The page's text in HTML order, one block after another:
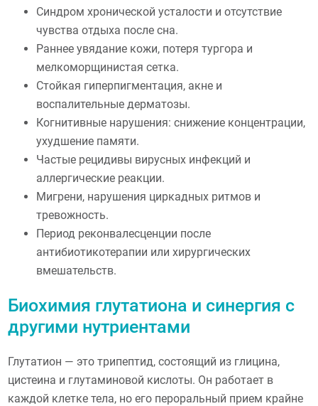
Синдром хронической усталости и отсутствие
чувства отдыха после сна.
Раннее увядание кожи, потеря тургора и
мелкоморщинистая сетка.
Стойкая гиперпигментация, акне и
воспалительные дерматозы.
Когнитивные нарушения: снижение концентрации,
ухудшение памяти.
Частые рецидивы вирусных инфекций и
аллергические реакции.
Мигрени, нарушения циркадных ритмов и
тревожность.
Период реконвалесценции после
антибиотикотерапии или хирургических
вмешательств.
Биохимия глутатиона и синергия с
другими нутриентами
Глутатион — это трипептид, состоящий из глицина,
цистеина и глутаминовой кислоты. Он работает в
каждой клетке тела, но его пероральный прием крайне